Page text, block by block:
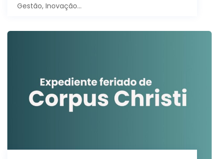
Gestão, Inovação…